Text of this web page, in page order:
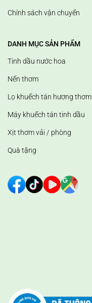
Chính sách vận chuyển
DANH MỤC SẢN PHẨM
Tinh dầu nước hoa
Nến thơm
Lọ khuếch tán hương thơm
Máy khuếch tán tinh dầu
Xịt thơm vải / phòng
Quà tặng